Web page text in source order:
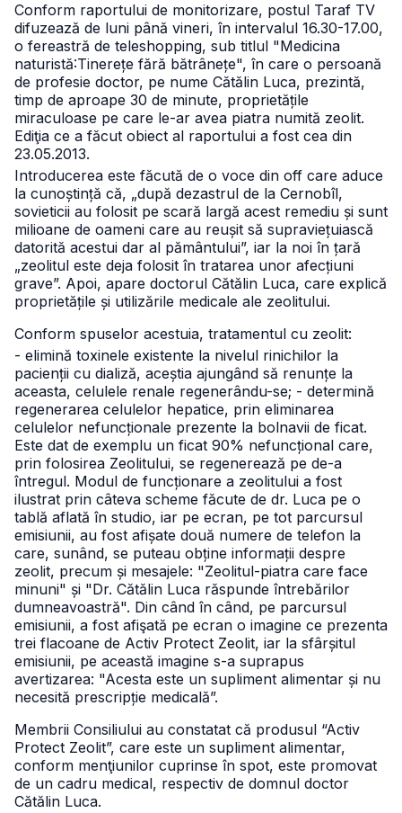
Conform raportului de monitorizare, postul Taraf TV
difuzează de luni până vineri, în intervalul 16.30-17.00,
o fereastră de teleshopping, sub titlul "Medicina
naturistă:Tinerețe fără bătrânețe", în care o persoană
de profesie doctor, pe nume Cătălin Luca, prezintă,
timp de aproape 30 de minute, proprietățile
miraculoase pe care le-ar avea piatra numită zeolit.
Ediţia ce a făcut obiect al raportului a fost cea din
23.05.2013.
Introducerea este făcută de o voce din off care aduce
la cunoștință că, „după dezastrul de la Cernobîl,
sovieticii au folosit pe scară largă acest remediu și sunt
milioane de oameni care au reușit să supraviețuiască
datorită acestui dar al pământului”, iar la noi în țară
„zeolitul este deja folosit în tratarea unor afecțiuni
grave”. Apoi, apare doctorul Cătălin Luca, care explică
proprietățile și utilizările medicale ale zeolitului.
Conform spuselor acestuia, tratamentul cu zeolit:
- elimină toxinele existente la nivelul rinichilor la
pacienții cu dializă, aceștia ajungând să renunțe la
aceasta, celulele renale regenerându-se; - determină
regenerarea celulelor hepatice, prin eliminarea
celulelor nefuncționale prezente la bolnavii de ficat.
Este dat de exemplu un ficat 90% nefuncțional care,
prin folosirea Zeolitului, se regenerează pe de-a
întregul. Modul de funcționare a zeolitului a fost
ilustrat prin câteva scheme făcute de dr. Luca pe o
tablă aflată în studio, iar pe ecran, pe tot parcursul
emisiunii, au fost afișate două numere de telefon la
care, sunând, se puteau obține informații despre
zeolit, precum și mesajele: "Zeolitul-piatra care face
minuni" și "Dr. Cătălin Luca răspunde întrebărilor
dumneavoastră". Din când în când, pe parcursul
emisiunii, a fost afişată pe ecran o imagine ce prezenta
trei flacoane de Activ Protect Zeolit, iar la sfârșitul
emisiunii, pe această imagine s-a suprapus
avertizarea: "Acesta este un supliment alimentar și nu
necesită prescripție medicală”.
Membrii Consiliului au constatat că produsul “Activ
Protect Zeolit”, care este un supliment alimentar,
conform menţiunilor cuprinse în spot, este promovat
de un cadru medical, respectiv de domnul doctor
Cătălin Luca.